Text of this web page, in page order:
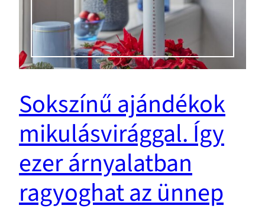
Sokszínű ajándékok
mikulásvirággal. Így
ezer árnyalatban
ragyoghat az ünnep